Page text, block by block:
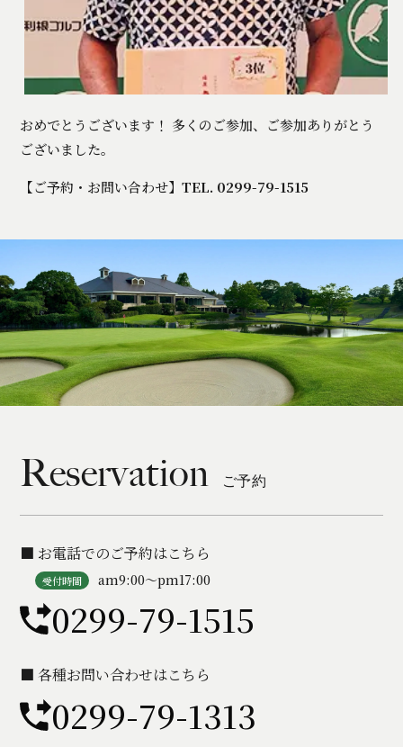
おめでとうございます！ 多くのご参加、ご参加ありがとう
ございました。
【ご予約・お問い合わせ】TEL. 0299-79-1515
Reservation ご予約
■ お電話でのご予約はこちら
受付時間 am9:00〜pm17:00
0299-79-1515
■ 各種お問い合わせはこちら
0299-79-1313